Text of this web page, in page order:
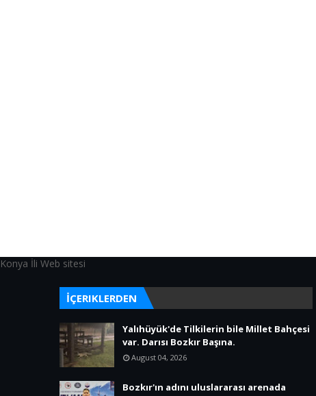
Konya İli Web sitesi
İÇERIKLERDEN
Yalıhüyük'de Tilkilerin bile Millet Bahçesi
var. Darısı Bozkır Başına.
August 04, 2026
Bozkır'ın adını uluslararası arenada